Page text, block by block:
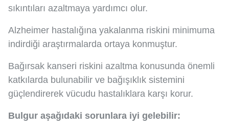
sıkıntıları azaltmaya yardımcı olur.
Alzheimer hastalığına yakalanma riskini minimuma
indirdiği araştırmalarda ortaya konmuştur.
Bağırsak kanseri riskini azaltma konusunda önemli
katkılarda bulunabilir ve bağışıklık sistemini
güçlendirerek vücudu hastalıklara karşı korur.
Bulgur aşağıdaki sorunlara iyi gelebilir: